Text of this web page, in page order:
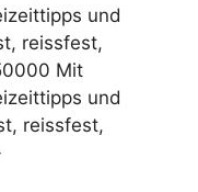
und
reissfest,
Mit
und
reissfest,